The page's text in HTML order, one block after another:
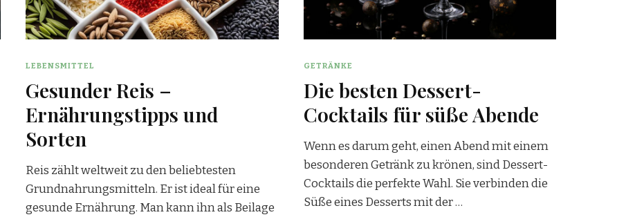
LEBENSMITTEL
Gesunder Reis –
Ernährungstipps und
Sorten
Reis zählt weltweit zu den beliebtesten
Grundnahrungsmitteln. Er ist ideal für eine
gesunde Ernährung. Man kann ihn als Beilage
GETRÄNKE
Die besten Dessert-
Cocktails für süße Abende
Wenn es darum geht, einen Abend mit einem
besonderen Getränk zu krönen, sind Dessert-
Cocktails die perfekte Wahl. Sie verbinden die
Süße eines Desserts mit der …